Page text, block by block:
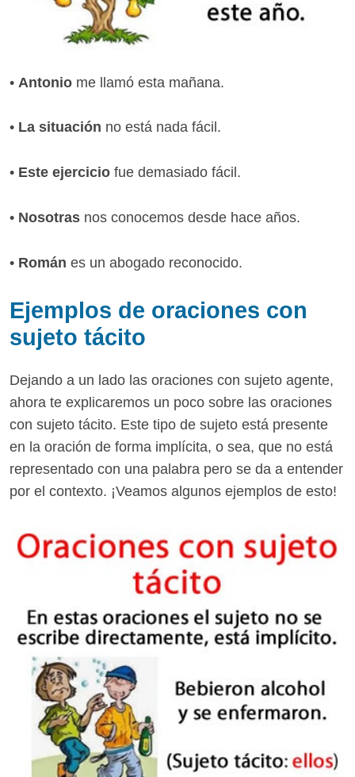
• Antonio me llamó esta mañana.
• La situación no está nada fácil.
• Este ejercicio fue demasiado fácil.
• Nosotras nos conocemos desde hace años.
• Román es un abogado reconocido.
Ejemplos de oraciones con
sujeto tácito
Dejando a un lado las oraciones con sujeto agente,
ahora te explicaremos un poco sobre las oraciones
con sujeto tácito. Este tipo de sujeto está presente
en la oración de forma implícita, o sea, que no está
representado con una palabra pero se da a entender
por el contexto. ¡Veamos algunos ejemplos de esto!